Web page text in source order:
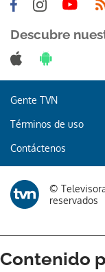
Descubre
Gente TVN
Términos de uso
Contáctenos
©
reservados